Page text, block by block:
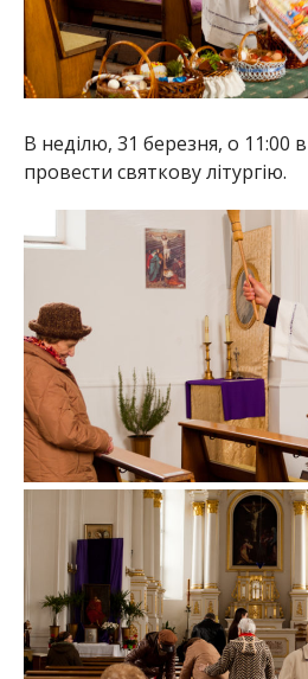
В неділю, 31 березня, о 11:00
провести святкову літургію.